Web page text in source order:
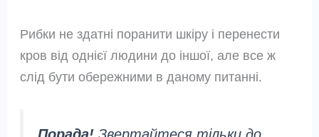
Рибки не здатні поранити шкіру і перенести
кров від однієї людини до іншої, але все ж
слід бути обережними в даному питанні.